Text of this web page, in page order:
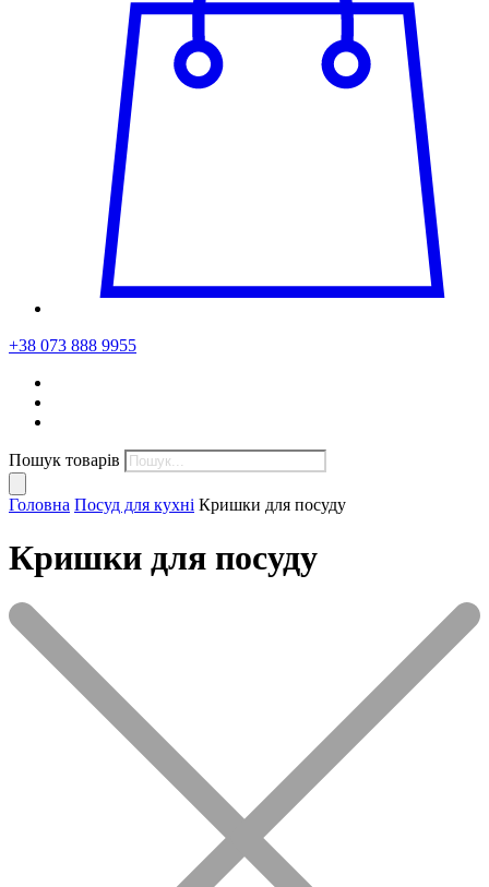
+38 073 888 9955
Пошук товарів
Головна Посуд для кухні Кришки для посуду
Кришки для посуду